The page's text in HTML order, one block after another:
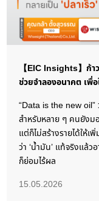
【EIC Insights】ก้
ช่วยจำลองอนาคต เพื่
“Data is the new
สำหรับหลาย ๆ คนยังม
แต่ก็ไม่สร้างรายได้ให้
ว่า ‘น้ำมัน’ แท้จริงแล้
ก็ย่อมไร้ผล
15.05.2026